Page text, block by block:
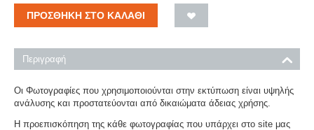
ΠΡΟΣΘΉΚΗ ΣΤΟ ΚΑΛΆΘΙ
Περιγραφή
Οι Φωτογραφίες που χρησιμοποιούνται στην εκτύπωση είναι υψηλής
ανάλυσης και προστατεύονται από δικαιώματα άδειας χρήσης.
Η προεπισκόπηση της κάθε φωτογραφίας που υπάρχει στο site μας